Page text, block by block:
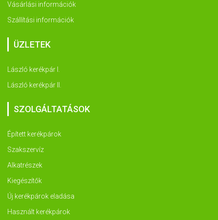
Vásárlási információk
Szállítási információk
ÜZLETEK
László kerékpár I.
László kerékpár II.
SZOLGÁLTATÁSOK
Épített kerékpárok
Szakszervíz
Alkatrészek
Kiegészítők
Új kerékpárok eladása
Használt kerékpárok